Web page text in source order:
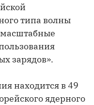
типа волны
зарядов».
находится в 49
ядерного